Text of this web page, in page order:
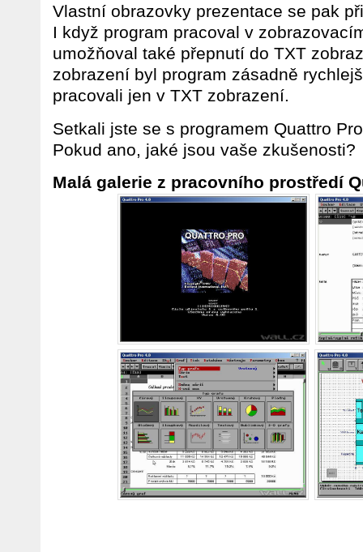
Vlastní obrazovky prezentace se pak
I když program pracoval v
umožňoval také přepnutí do TXT
zobrazení byl program zásadně
pracovali jen v TXT zobrazení.
Setkali jste se s programem Quattro
Pokud ano, jaké jsou vaše zkušenosti?
Malá galerie z pracovního prostředí